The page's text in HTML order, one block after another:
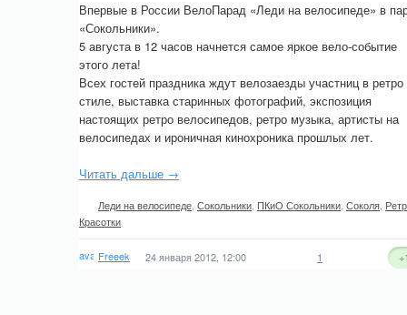
Впервые в России ВелоПарад «Леди на велосипеде» в
«Сокольники».
5 августа в 12 часов начнется самое яркое вело-событие
этого лета!
Всех гостей праздника ждут велозаезды участниц в ретро
стиле, выставка старинных фотографий, экспозиция
настоящих ретро велосипедов, ретро музыка, артисты на
велосипедах и ироничная кинохроника прошлых лет.
Читать дальше →
Леди на велосипеде Сокольники ПКиО Сокольники Соколя
Красотки
Freeek 24 января 2012, 12:00 1